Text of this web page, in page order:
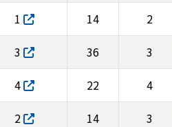
1 14 2
3 36 3
4 22 4
2 14 3